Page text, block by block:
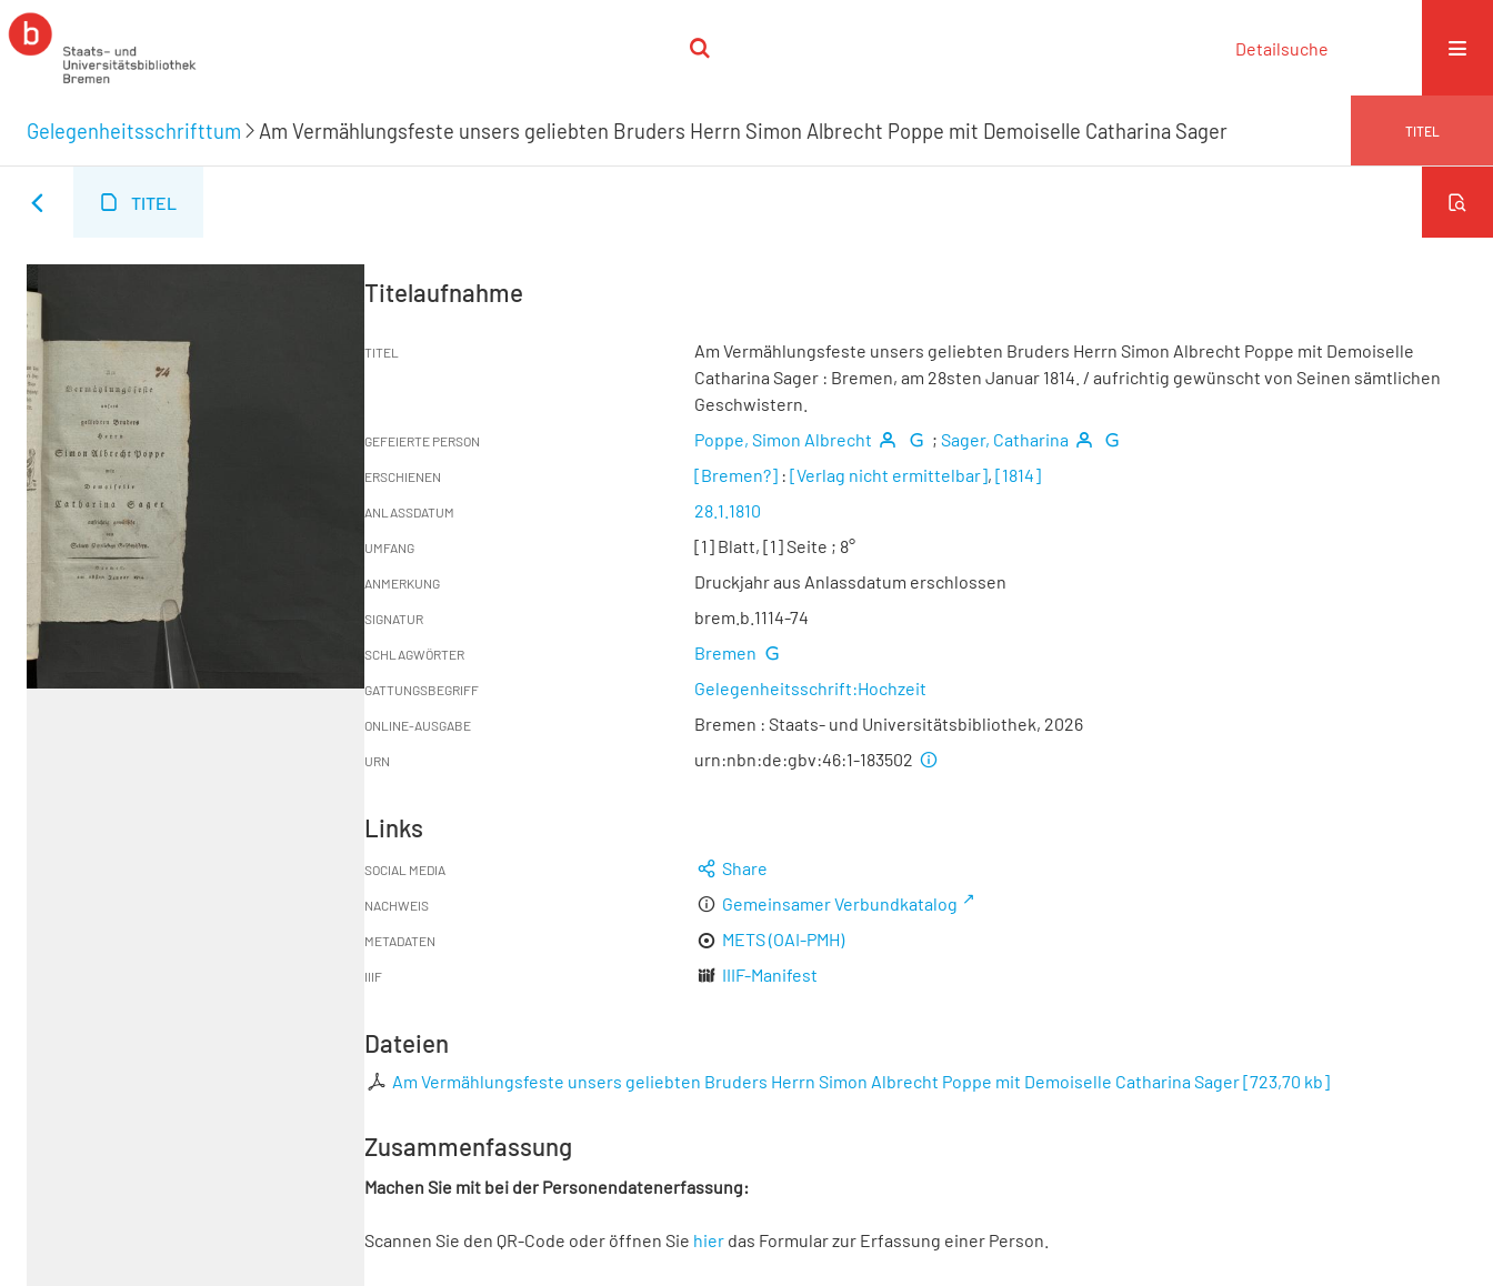
Detailsuche
Gelegenheitsschrifttum Am Vermählungsfeste unsers geliebten Bruders Herrn Simon Albrecht Poppe mit Demoiselle Catharina Sager TITEL
TITEL
Titelaufnahme
TITEL
Am Vermählungsfeste unsers geliebten Bruders Herrn Simon Albrecht Poppe mit Demoiselle
Catharina Sager : Bremen, am 28sten Januar 1814. / aufrichtig gewünscht von Seinen sämtlichen
Geschwistern.
GEFEIERTE PERSON Poppe, Simon Albrecht ; Sager, Catharina
ERSCHIENEN [Bremen?] : [Verlag nicht ermittelbar], [1814]
ANLASSDATUM 28.1.1810
UMFANG [1] Blatt, [1] Seite ; 8°
ANMERKUNG Druckjahr aus Anlassdatum erschlossen
SIGNATUR brem.b.1114-74
SCHLAGWÖRTER Bremen
GATTUNGSBEGRIFF Gelegenheitsschrift:Hochzeit
ONLINE-AUSGABE Bremen : Staats- und Universitätsbibliothek, 2026
URN urn:nbn:de:gbv:46:1-183502
Links
SOCIAL MEDIA Share
NACHWEIS Gemeinsamer Verbundkatalog
METADATEN METS (OAI-PMH)
IIIF IIIF-Manifest
Dateien
Am Vermählungsfeste unsers geliebten Bruders Herrn Simon Albrecht Poppe mit Demoiselle Catharina Sager[723,70 kb]
Zusammenfassung
Machen Sie mit bei der Personendatenerfassung:
Scannen Sie den QR-Code oder öffnen Sie hier das Formular zur Erfassung einer Person.